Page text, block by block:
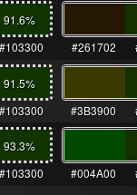
91.6%
#103300 #261702
91.5%
#103300 #3B3900
93.3%
#103300 #004A00